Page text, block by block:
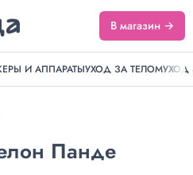
В магазин →
И АППАРАТЫУХОД ЗА ТЕЛОМУХОД
Панде